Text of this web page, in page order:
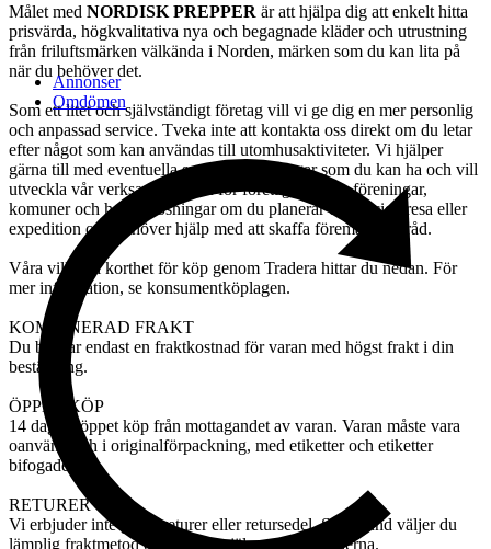
Målet med NORDISK PREPPER är att hjälpa dig att enkelt hitta
prisvärda, högkvalitativa nya och begagnade kläder och utrustning
från friluftsmärken välkända i Norden, märken som du kan lita på
när du behöver det.
Som ett litet och självständigt företag vill vi ge dig en mer personlig
och anpassad service. Tveka inte att kontakta oss direkt om du letar
efter något som kan användas till utomhusaktiviteter. Vi hjälper
gärna till med eventuella specialbeställningar som du kan ha och vill
utveckla vår verksamhet även för företagskunder, föreningar,
komuner och helhetslösningar om du planerar en speciell resa eller
expedition och behöver hjälp med att skaffa föremål eller råd.
Våra villkor i korthet för köp genom Tradera hittar du nedan. För
mer information, se konsumentköplagen.
KOMBINERAD FRAKT
Du betalar endast en fraktkostnad för varan med högst frakt i din
beställning.
ÖPPET KÖP
14 dagars öppet köp från mottagandet av varan. Varan måste vara
oanvänd och i originalförpackning, med etiketter och etiketter
bifogade.
RETURER
Vi erbjuder inte gratis returer eller retursedel. Som kund väljer du
lämplig fraktmetod och betalar själv returkostnaderna.
Annonser
Omdömen